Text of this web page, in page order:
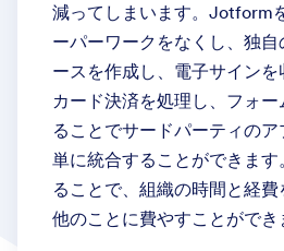
減ってしまいます。Jotform
ーパーワークをなくし、独
ースを作成し、電子サインを
カード決済を処理し、フォ
ることでサードパーティの
単に統合することができま
ることで、組織の時間と経
他のことに費やすことができ